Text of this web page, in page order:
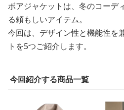
ボアジャケットは、冬のコーデ
る頼もしいアイテム。
今回は、デザイン性と機能性を
トを5つご紹介します。
今回紹介する商品一覧